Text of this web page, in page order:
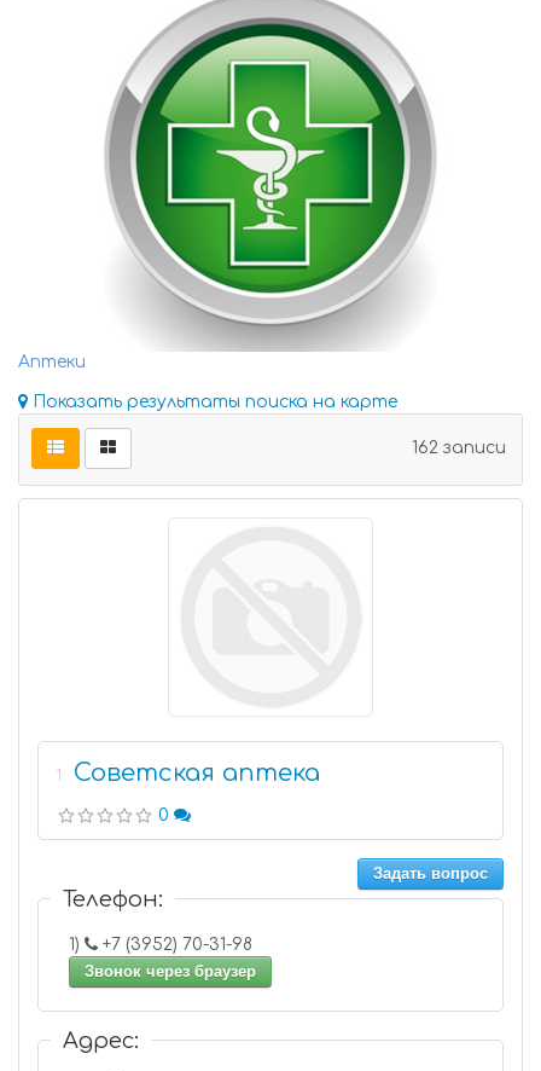
Аптеки
Показать результаты поиска на карте
162 записи
1 Советская аптека
0
Задать вопрос
Телефон:
1)
+7 (3952) 70-31-98
Звонок через браузер
Адрес: